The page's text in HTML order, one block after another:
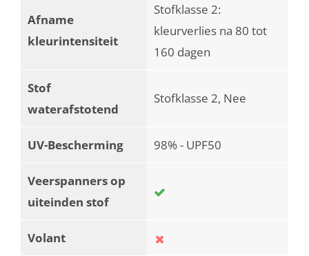
Afname
kleurintensiteit
Stofklasse 2:
kleurverlies na 80 tot
160 dagen
Stof
waterafstotend
Stofklasse 2, Nee
UV-Bescherming 98% - UPF50
Veerspanners op
uiteinden stof
Volant